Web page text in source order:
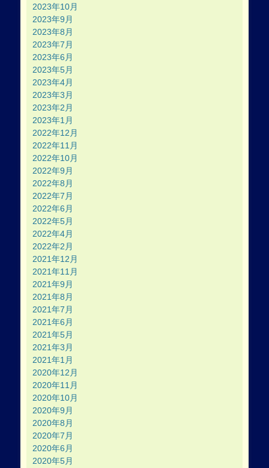
2023年10月
2023年9月
2023年8月
2023年7月
2023年6月
2023年5月
2023年4月
2023年3月
2023年2月
2023年1月
2022年12月
2022年11月
2022年10月
2022年9月
2022年8月
2022年7月
2022年6月
2022年5月
2022年4月
2022年2月
2021年12月
2021年11月
2021年9月
2021年8月
2021年7月
2021年6月
2021年5月
2021年3月
2021年1月
2020年12月
2020年11月
2020年10月
2020年9月
2020年8月
2020年7月
2020年6月
2020年5月